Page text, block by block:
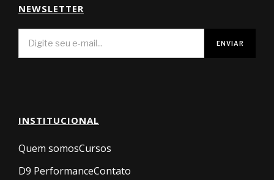
NEWSLETTER
INSTITUCIONAL
Quem somosCursos
D9 PerformanceContato